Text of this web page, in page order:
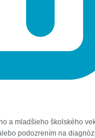
a mladšieho školského
podozrením na